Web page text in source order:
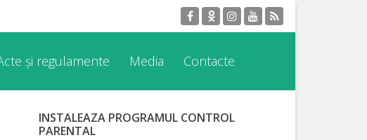
și regulamente Media Contacte
INSTALEAZA PROGRAMUL CONTROL
PARENTAL